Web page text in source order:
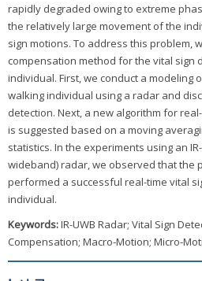
rapidly degraded owing to extreme
the relatively large movement of the
sign motions. To address this problem,
compensation method for the vital sign
individual. First, we conduct a modeling
walking individual using a radar and
detection. Next, a new algorithm for
is suggested based on a moving
statistics. In the experiments using an
wideband) radar, we observed that the
performed a successful real-time vital
individual.
Keywords:IR-UWB Radar; Vital Sign
Compensation; Macro-Motion; Micro-